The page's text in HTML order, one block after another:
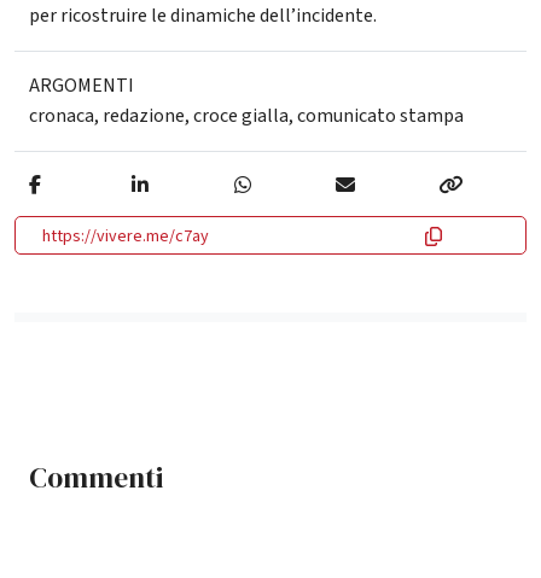
per ricostruire le dinamiche dell’incidente.
ARGOMENTI
cronaca, redazione,croce gialla,comunicato stampa
https://vivere.me/c7ay
Commenti